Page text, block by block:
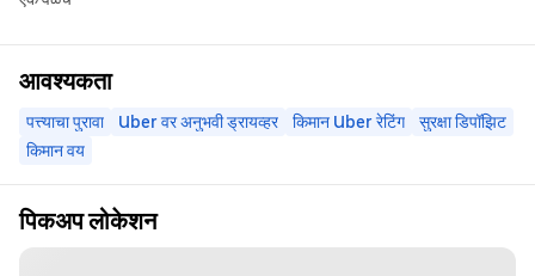
आवश्यकता
पत्त्याचा पुरावा Uber वर अनुभवी ड्रायव्हर किमान Uber रेटिंग
सुरक्षा डिपॉझिट
किमान वय
पिकअप लोकेशन